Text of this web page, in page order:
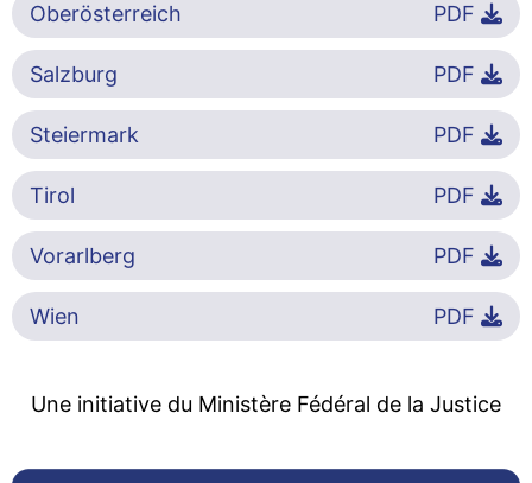
Oberösterreich PDF
Salzburg PDF
Steiermark PDF
Tirol PDF
Vorarlberg PDF
Wien PDF
Une initiative du Ministère Fédéral de la Justice